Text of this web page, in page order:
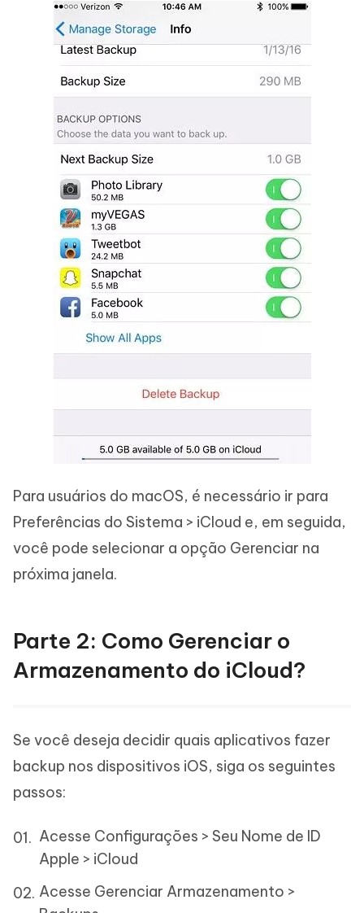
Para usuários do macOS, é necessário ir para
Preferências do Sistema > iCloud e, em seguida,
você pode selecionar a opção Gerenciar na
próxima janela.
Parte 2: Como Gerenciar o
Armazenamento do iCloud?
Se você deseja decidir quais aplicativos fazer
backup nos dispositivos iOS, siga os seguintes
passos:
Acesse Configurações > Seu Nome de ID
Apple > iCloud
Acesse Gerenciar Armazenamento >